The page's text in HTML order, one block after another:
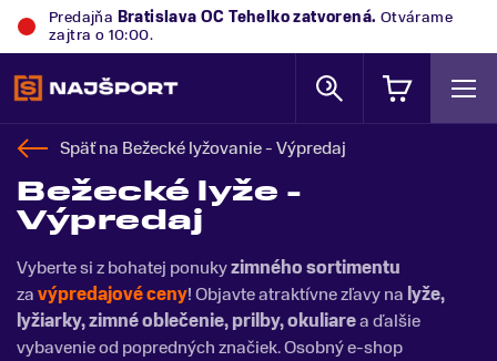
Predajňa Trek Flagship Store Bratislavazatvorená.
Otvárame zajtra o 10:00.
Späť na Bežecké lyžovanie - Výpredaj
Bežecké lyže -
Výpredaj
Vyberte si z bohatej ponukyzimného sortimentu
zavýpredajové ceny! Objavte atraktívne zľavy na lyže,
lyžiarky, zimnéoblečenie, prilby, okuliarea ďalšie
vybavenie od popredných značiek. Osobný e-shop